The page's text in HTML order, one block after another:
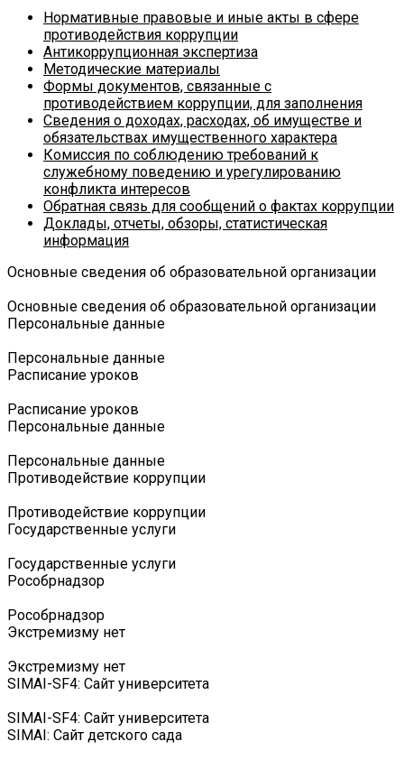
Нормативные правовые и иные акты в сфере
противодействия коррупции
Антикоррупционная экспертиза
Методические материалы
Формы документов, связанные с
противодействием коррупции, для заполнения
Сведения о доходах, расходах, об имуществе и
обязательствах имущественного характера
Комиссия по соблюдению требований к
служебному поведению и урегулированию
конфликта интересов
Обратная связь для сообщений о фактах коррупции
Доклады, отчеты, обзоры, статистическая
информация
Основные сведения об образовательной организации
Основные сведения об образовательной организации
Персональные данные
Персональные данные
Расписание уроков
Расписание уроков
Персональные данные
Персональные данные
Противодействие коррупции
Противодействие коррупции
Государственные услуги
Государственные услуги
Роcобрнадзор
Роcобрнадзор
Экстремизму нет
Экстремизму нет
SIMAI-SF4: Сайт университета
SIMAI-SF4: Сайт университета
SIMAI: Сайт детского сада